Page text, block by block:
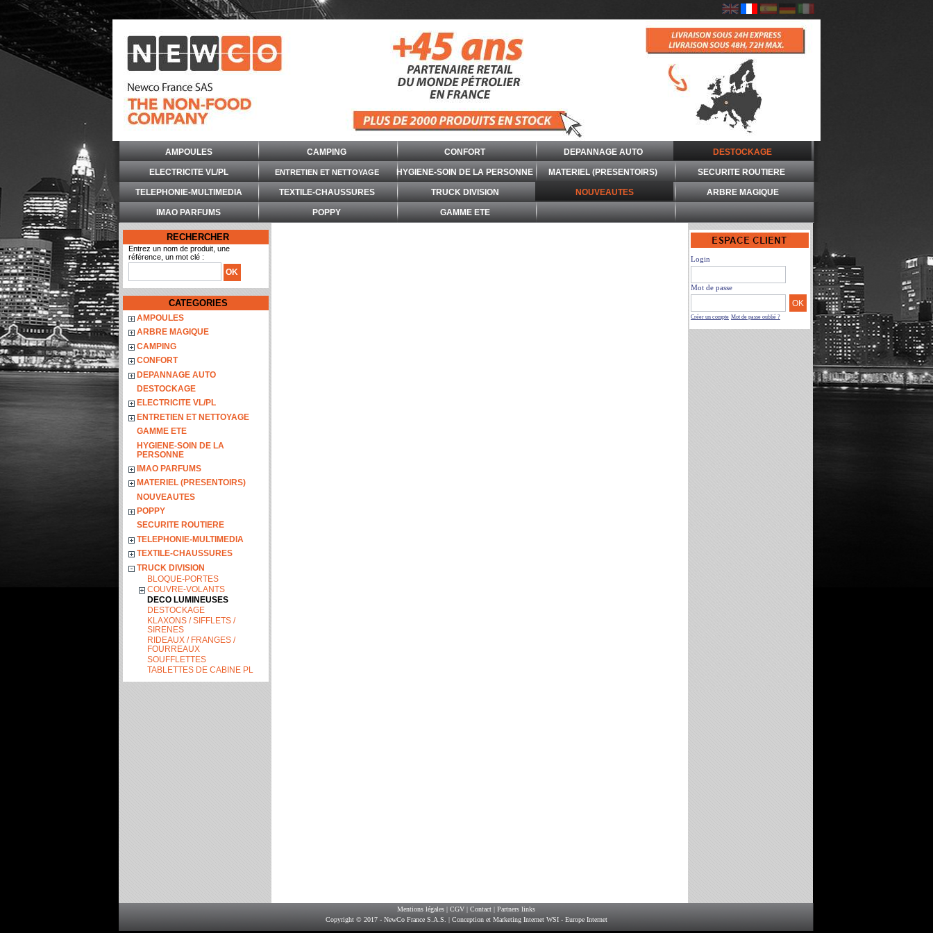
AMPOULES CAMPING CONFORT DEPANNAGE AUTO DESTOCKAGE
ELECTRICITE VL/PL ENTRETIEN ET NETTOYAGE HYGIENE-SOIN DE LA PERSONNE MATERIEL (PRESENTOIRS) SECURITE ROUTIERE
TELEPHONIE-MULTIMEDIA TEXTILE-CHAUSSURES TRUCK DIVISION NOUVEAUTES ARBRE MAGIQUE
IMAO PARFUMS POPPY GAMME ETE
RECHERCHER
Entrez un nom de produit, une
référence, un mot clé :
CATEGORIES
AMPOULES
ARBRE MAGIQUE
CAMPING
CONFORT
DEPANNAGE AUTO
DESTOCKAGE
ELECTRICITE VL/PL
ENTRETIEN ET NETTOYAGE
GAMME ETE
HYGIENE-SOIN DE LA
PERSONNE
IMAO PARFUMS
MATERIEL (PRESENTOIRS)
NOUVEAUTES
POPPY
SECURITE ROUTIERE
TELEPHONIE-MULTIMEDIA
TEXTILE-CHAUSSURES
TRUCK DIVISION
BLOQUE-PORTES
COUVRE-VOLANTS
DECO LUMINEUSES
DESTOCKAGE
KLAXONS / SIFFLETS /
SIRENES
RIDEAUX / FRANGES /
FOURREAUX
SOUFFLETTES
TABLETTES DE CABINE PL
Login
Mot de passe
Créer un compte Mot de passe oublié ?
Mentions légales |CGV |Contact |Partners links
Copyright © 2017 - NewCo France S.A.S. | Conception et Marketing Internet WSI - Europe Internet